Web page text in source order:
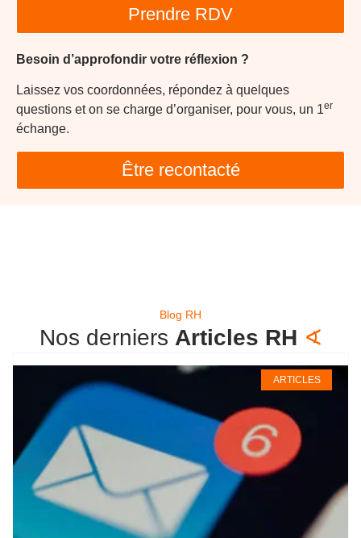
Prendre RDV
Besoin d’approfondir votre réflexion ?
Laissez vos coordonnées, répondez à quelques
questions et on se charge d’organiser, pour vous, un 1er
échange.
Être recontacté
Blog RH
Nos derniers Articles RH ∢
ARTICLES